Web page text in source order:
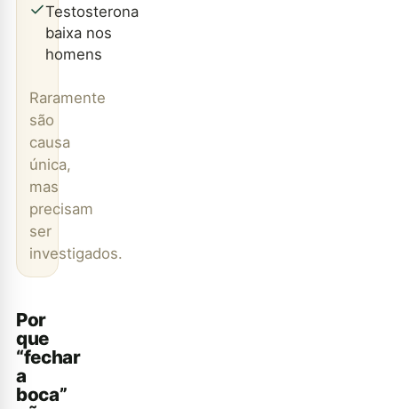
Testosterona
baixa nos
homens
Raramente
são
causa
única,
mas
precisam
ser
investigados.
Por
que
“fechar
a
boca”